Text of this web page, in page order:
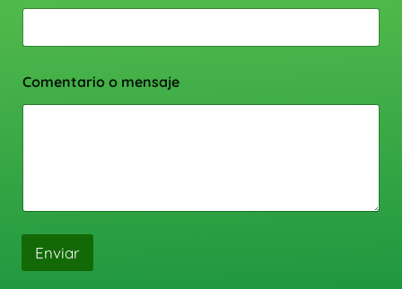
Comentario o mensaje
Enviar